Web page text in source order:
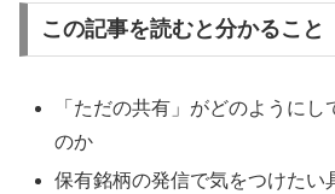
この記事を読むと分かること
「ただの共有」がどのようにし
のか
保有銘柄の発信で気をつけたい